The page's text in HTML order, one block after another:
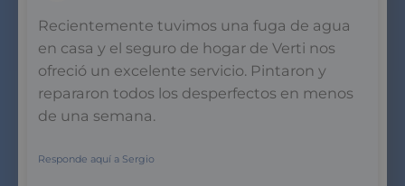
Recientemente tuvimos una fuga de agua
en casa y el seguro de hogar de Verti nos
ofreció un excelente servicio. Pintaron y
repararon todos los desperfectos en menos
de una semana.
Responde aquí a Sergio